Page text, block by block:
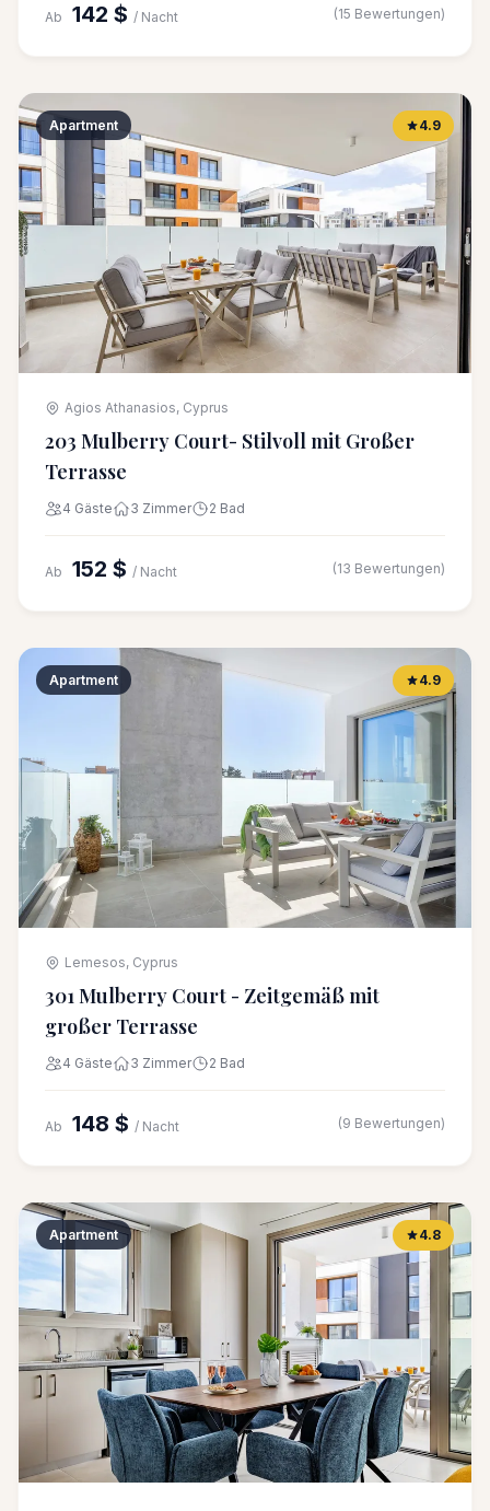
Ab 142 $ / Nacht (15 Bewertungen)
Apartment 4.9
Agios Athanasios, Cyprus
203 Mulberry Court- Stilvoll mit Großer
Terrasse
4 Gäste 3 Zimmer 2 Bad
Ab 152 $ / Nacht (13 Bewertungen)
Apartment 4.9
Lemesos, Cyprus
301 Mulberry Court - Zeitgemäß mit
großer Terrasse
4 Gäste 3 Zimmer 2 Bad
Ab 148 $ / Nacht (9 Bewertungen)
Apartment 4.8